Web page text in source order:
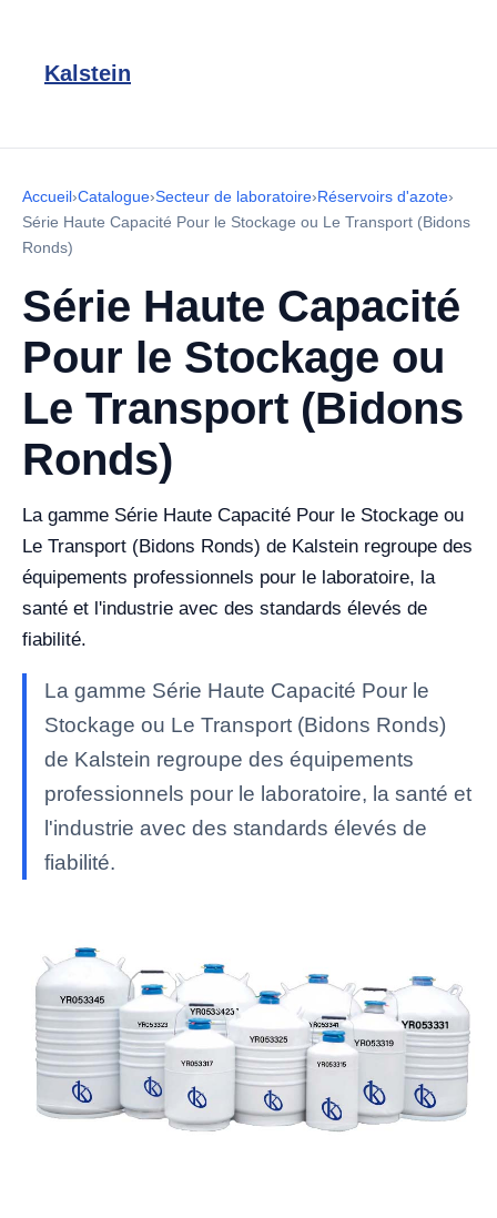
Kalstein
Accueil›Catalogue›Secteur de laboratoire›Réservoirs d'azote›
Série Haute Capacité Pour le Stockage ou Le Transport (Bidons
Ronds)
Série Haute Capacité
Pour le Stockage ou
Le Transport (Bidons
Ronds)
La gamme Série Haute Capacité Pour le Stockage ou
Le Transport (Bidons Ronds) de Kalstein regroupe des
équipements professionnels pour le laboratoire, la
santé et l'industrie avec des standards élevés de
fiabilité.
La gamme Série Haute Capacité Pour le
Stockage ou Le Transport (Bidons Ronds)
de Kalstein regroupe des équipements
professionnels pour le laboratoire, la santé et
l'industrie avec des standards élevés de
fiabilité.